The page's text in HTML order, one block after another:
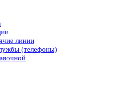
линии
(телефоны)